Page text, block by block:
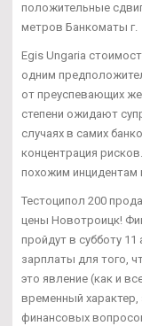
положительные
метров Банкоматы г.
Egis Ungaria
одним
от преуспевающих
степени ожидают
случаях в самих
концентрация
похожим инцидентам
Тестоципол 200
цены Новотроицк!
пройдут в субботу
зарплаты для того,
это явление (как и
временный характер,
финансовых